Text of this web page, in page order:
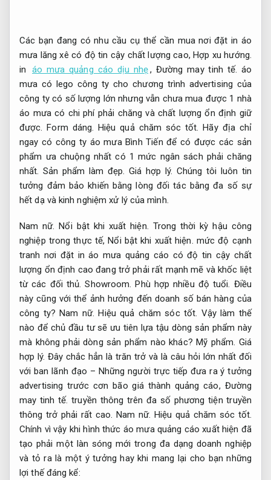
Các bạn đang có nhu cầu cụ thể cần mua nơi đặt in áo
mưa lăng xê có độ tin cậy chất lượng cao,Hợp xu hướng.
in
áo mưa quảng cáo dịu nhẹ, Đường may tinh tế. áo
mưa có lego công ty cho chương trình advertising của
công ty có số lượng lớn nhưng vẫn chưa mua được 1 nhà
áo mưa có chi phí phải chăng và chất lượng ổn định giữ
được.Form dáng. Hiệu quả chăm sóc tốt. Hãy địa chỉ
ngay có công ty áo mưa Bình Tiến để có được các sản
phẩm ưa chuộng nhất có 1 mức ngân sách phải chăng
nhất.Sản phẩm làm đẹp. Giá hợp lý. Chúng tôi luôn tin
tưởng đảm bảo khiến bằng lòng đối tác bằng đa số sự
hết dạ và kinh nghiệm xử lý của mình.
Nam nữ. Nổi bật khi xuất hiện. Trong thời kỳ hậu công
nghiệp trong thực tế,Nổi bật khi xuất hiện. mức độ cạnh
tranh nơi đặt in áo mưa quảng cáo có độ tin cậy chất
lượng ổn định cao đang trở phải rất mạnh mẽ và khốc liệt
từ các đối thủ.Showroom. Phù hợp nhiều độ tuổi. Điều
này cũng với thể ảnh hưởng đến doanh số bán hàng của
công ty?Nam nữ. Hiệu quả chăm sóc tốt. Vậy làm thế
nào để chủ đầu tư sẽ ưu tiên lựa tậu dòng sản phẩm này
mà không phải dòng sản phẩm nào khác?Mỹ phẩm. Giá
hợp lý. Đây chắc hẳn là trăn trở và là câu hỏi lớn nhất đối
với ban lãnh đạo – Những người trực tiếp đưa ra ý tưởng
advertising trước cơn bão giá thành quảng cáo, Đường
may tinh tế. truyền thông trên đa số phương tiện truyền
thông trở phải rất cao. Nam nữ. Hiệu quả chăm sóc tốt.
Chính vì vậy khi hình thức áo mưa quảng cáo xuất hiện đã
tạo phải một làn sóng mới trong đa dạng doanh nghiệp
và tỏ ra là một ý tưởng hay khi mang lại cho bạn những
lợi thế đáng kể: